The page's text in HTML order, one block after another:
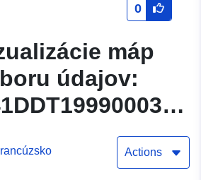
0
máp
údajov:
Monthou-sur-
Hosťovská
Actions